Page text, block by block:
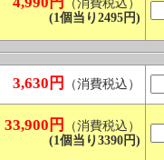
（消費税込）
(1個当り2495円)
3,630円 （消費税込）
33,900円
（消費税込）
(1個当り3390円)